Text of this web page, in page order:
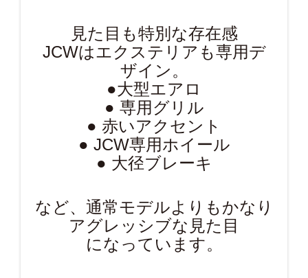
見た目も特別な存在感
JCWはエクステリアも専用デ
ザイン。
●大型エアロ
● 専用グリル
● 赤いアクセント
● JCW専用ホイール
● 大径ブレーキ
など、通常モデルよりもかなり
アグレッシブな見た目
になっています。